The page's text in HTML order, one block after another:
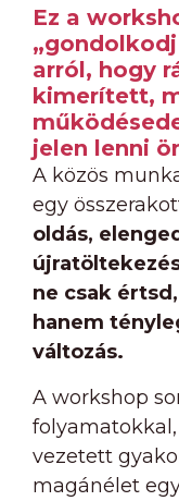
Ez a
arról, hogy
kimerített,
jelen lenni
A közös
egy
oldás,
ne csak
hanem
változás.
A workshop
vezetett
magánélet